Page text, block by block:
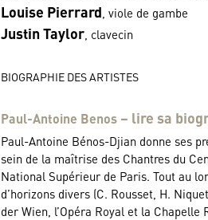
Louise Pierrard, viole de gambe
Justin Taylor, clavecin
BIOGRAPHIE DES ARTISTES
Paul-Antoine Benos – lire sa
Paul-Antoine Bénos-Djian donne ses
sein de la maîtrise des Chantres du
National Supérieur de Paris. Tout au
d’horizons divers (C. Rousset, H.
der Wien, l’Opéra Royal et la Chapelle